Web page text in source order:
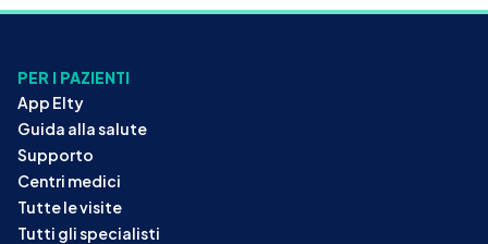
PER I PAZIENTI
App Elty
Guida alla salute
Supporto
Centri medici
Tutte le visite
Tutti gli specialisti